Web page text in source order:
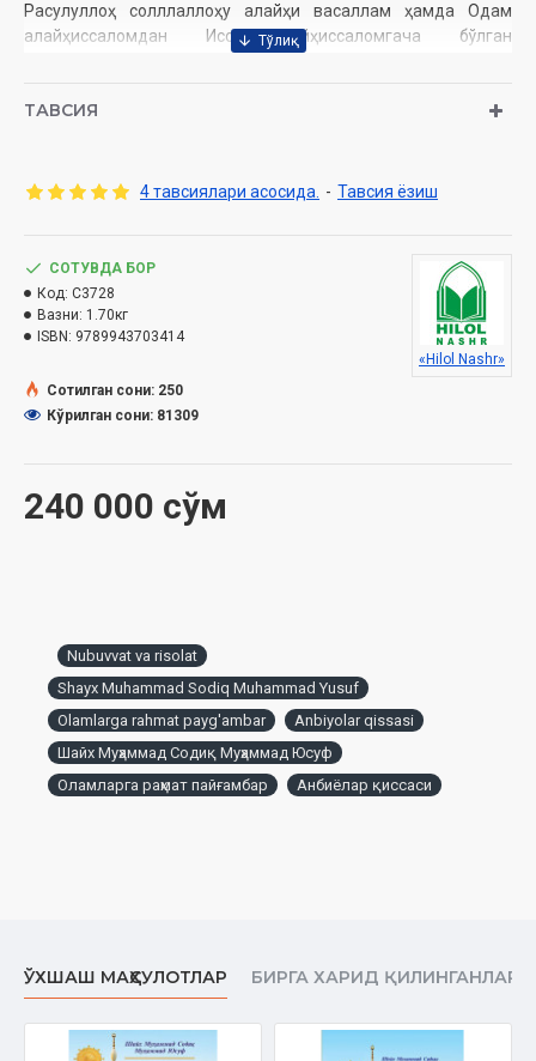
Расулуллоҳ солллаллоҳу алайҳи васаллам ҳамда Одам
алайҳиссаломдан Исо алайҳиссаломгача бўлган
Нашриёт : «Hilol-Nashr» Нашриёт-матбааси
Сана : 2022 йил
: 84×108/32
Муқова: қаттиқ
ҳузуридаги Дин ишлари бўйича қўмитанинг 2021 йил 3
майдаги 03-07/2973 рақамли хулосаси асосида
ТАВСИЯ
4 тавсиялари асосида. - Тавсия ёзиш
240 000 сўм
СОТУВДА БОР
Код: C3728
Вазни: 1.70кг
ISBN: 9789943703414
«Hilol Nashr»
Сотилган сони: 250
Кўрилган сони: 81309
Nubuvvat va risolat
Shayx Muhammad Sodiq Muhammad Yusuf
Olamlarga rahmat payg'ambar
Anbiyolar qissasi
Шайх Муҳаммад Содиқ Муҳаммад Юсуф
Оламларга раҳмат пайғамбар
Анбиёлар қиссаси
ЎХШАШ МАҲСУЛОТЛАР БИРГА ХАРИД ҚИЛИНГАНЛАР